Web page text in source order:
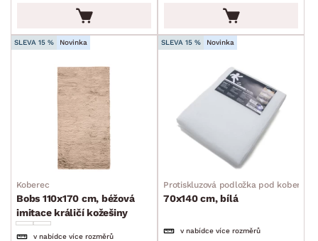
Závěsy a žaluzie
Kuchyňský textil
Stolování a vaření
Zahradní doplňky
Osvětlení
Ukládání a organizace
Drobné bytové doplňky
Vánoce
Velikonoce
SLEVA 15 % Novinka
Koberec
Bobs 110x170 cm, béžová
imitace králičí kožešiny
v nabídce více rozměrů
SLEVA 15 % Novinka
Protiskluzová podložka pod koberec
70x140 cm, bílá
v nabídce více rozměrů